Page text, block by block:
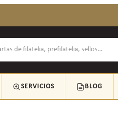
SERVICIOS BLOG